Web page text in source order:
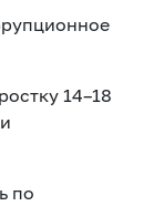
14–18
по